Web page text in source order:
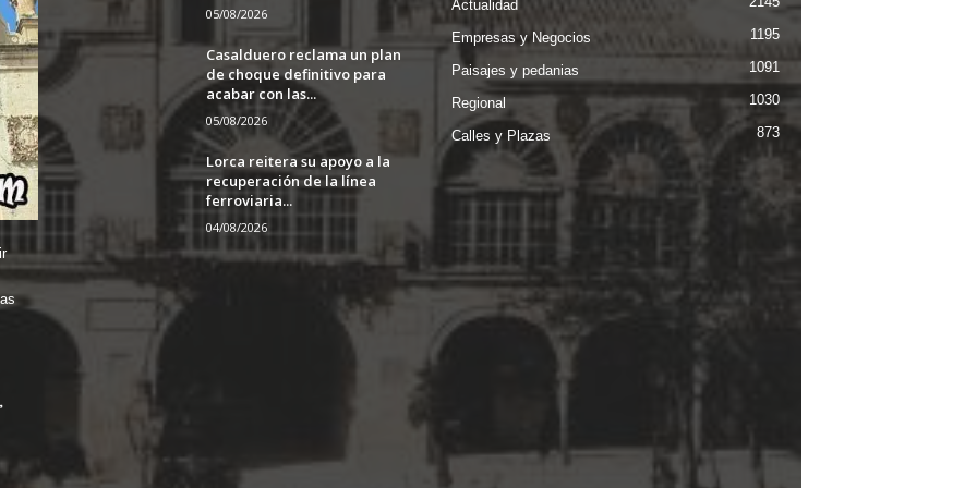
05/08/2026
Casalduero reclama un plan
de choque definitivo para
acabar con las...
05/08/2026
Lorca reitera su apoyo a la
recuperación de la línea
ferroviaria...
04/08/2026
Actualidad
Empresas y Negocios 1195
Paisajes y pedanias 1091
Regional 1030
Calles y Plazas 873